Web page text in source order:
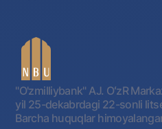
"O'zmilliybank" AJ. OʻzR
yil 25-dekabrdagi 22-sonli
Barcha huquqlar